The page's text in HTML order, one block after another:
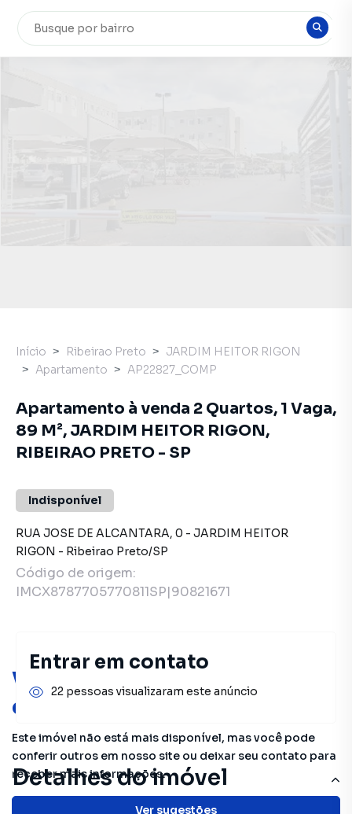
Você pode encontrar novas
oportunidades!
Este imóvel não está mais disponível, mas você pode
conferir outros em nosso site ou deixar seu contato para
receber mais informações.
Ver sugestões
Detalhes do imóvel
Início Ribeirao Preto
JARDIM HEITOR RIGON
Apartamento
AP22827_COMP
Apartamento à venda 2 Quartos, 1 Vaga,
89 M², JARDIM HEITOR RIGON,
RIBEIRAO PRETO - SP
Indisponível
RUA JOSE DE ALCANTARA, 0 - JARDIM HEITOR
RIGON - Ribeirao Preto/SP
Código de origem:
IMCX8787705770811SP|90821671
Entrar em contato
22 pessoas visualizaram este anúncio